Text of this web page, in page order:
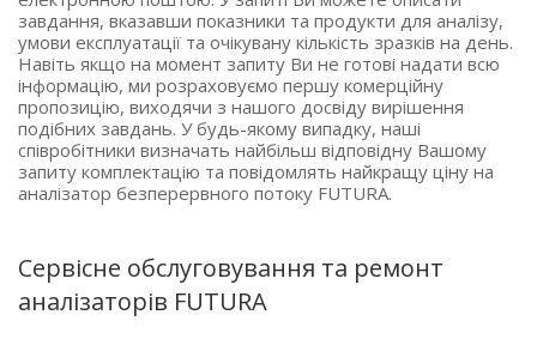
завдання, вказавши показники та продукти для аналізу,
умови експлуатації та очікувану кількість зразків на день.
Навіть якщо на момент запиту Ви не готові надати всю
інформацію, ми розраховуємо першу комерційну
пропозицію, виходячи з нашого досвіду вирішення
подібних завдань. У будь-якому випадку, наші
співробітники визначать найбільш відповідну Вашому
запиту комплектацію та повідомлять найкращу ціну на
аналізатор безперервного потоку FUTURA.
Сервісне обслуговування та ремонт
аналізаторів FUTURA